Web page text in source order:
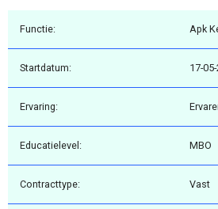
Functie: Apk
Startdatum: 17-
Ervaring:
Educatielevel: MBO
Contracttype: Vast